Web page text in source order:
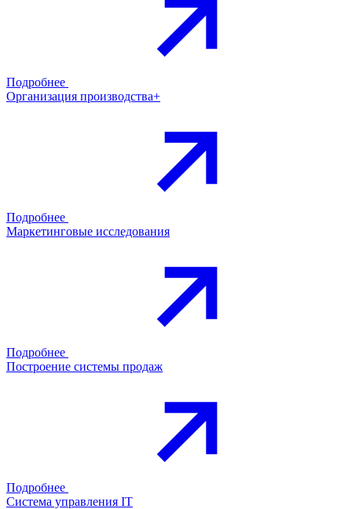
Подробнее
Организация производства+
Подробнее
Маркетинговые исследования
Подробнее
Построение системы продаж
Подробнее
Система управления IT